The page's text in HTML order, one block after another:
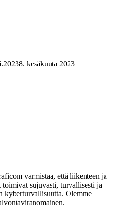
8. kesäkuuta 2023
varmistaa, että liikenteen ja
sujuvasti, turvallisesti ja
kyberturvallisuutta. Olemme